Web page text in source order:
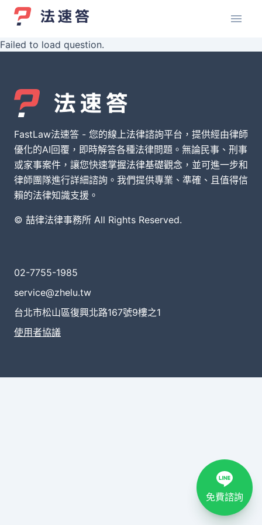
Failed to load question.
FastLaw法速答 - 您的線上法律諮詢平台，提供經由律師
優化的AI回覆，即時解答各種法律問題。無論民事、刑事
或家事案件，讓您快速掌握法律基礎觀念，並可進一步和
律師團隊進行詳細諮詢。我們提供專業、準確、且值得信
賴的法律知識支援。
© 喆律法律事務所 All Rights Reserved.
02-7755-1985
service@zhelu.tw
台北市松山區復興北路167號9樓之1
使用者協議
免費諮詢